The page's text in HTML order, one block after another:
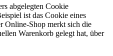
abgelegten Cookie
ist das Cookie eines
Online-Shop merkt sich die
Warenkorb gelegt hat, über